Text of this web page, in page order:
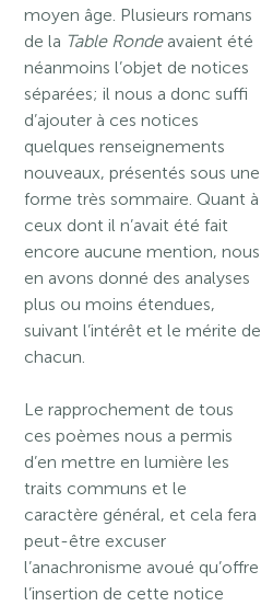
moyen âge. Plusieurs romans
de la Table Rondeavaient été
néanmoins l’objet de notices
séparées; il nous a donc suffi
d’ajouter à ces notices
quelques renseignements
nouveaux, présentés sous une
forme très sommaire. Quant à
ceux dont il n’avait été fait
encore aucune mention, nous
en avons donné des analyses
plus ou moins étendues,
suivant l’intérêt et le mérite de
chacun.
Le rapprochement de tous
ces poèmes nous a permis
d’en mettre en lumière les
traits communs et le
caractère général, et cela fera
peut-être excuser
l’anachronisme avoué qu’offre
l’insertion de cette notice